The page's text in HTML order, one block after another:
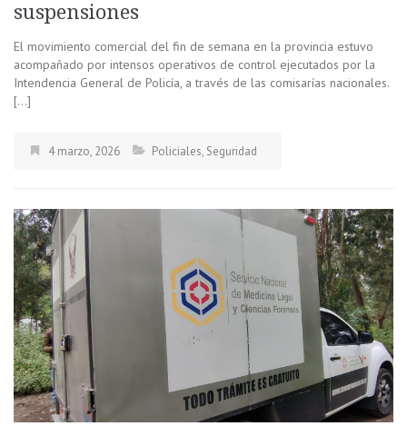
suspensiones
El movimiento comercial del fin de semana en la provincia estuvo
acompañado por intensos operativos de control ejecutados por la
Intendencia General de Policía, a través de las comisarías nacionales.
[…]
4 marzo, 2026 Policiales, Seguridad